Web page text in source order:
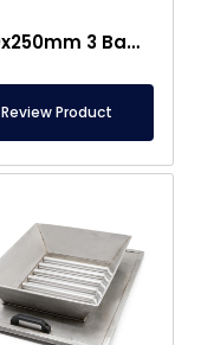
250x250mm 3 Bar Kvadrat Şəbəkə Maqniti
Review Product